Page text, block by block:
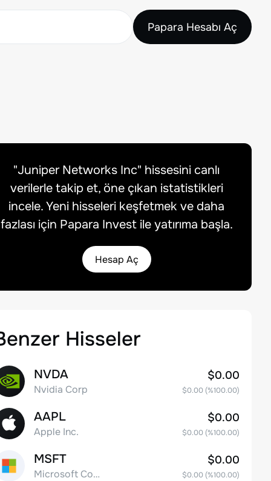
Papara Hesabı Aç
"Juniper Networks Inc" hissesini canlı
verilerle takip et, öne çıkan istatistikleri
incele. Yeni hisseleri keşfetmek ve daha
fazlası için Papara Invest ile yatırıma başla.
Hesap Aç
Hisseler
NVDA
Nvidia Corp
$0.00
$0.00(%100.00)
AAPL
Apple Inc.
$0.00
$0.00(%100.00)
MSFT
Microsoft Corp
$0.00
$0.00(%100.00)